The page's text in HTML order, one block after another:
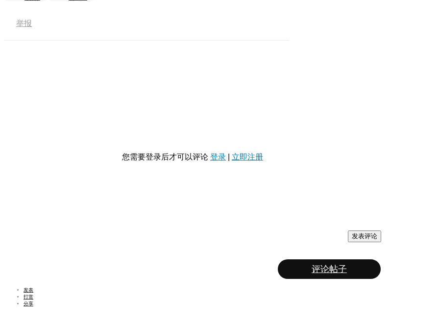
举报
您需要登录后才可以评论 登录 立即注册
发表评论
评论帖子
发表
打赏
分享